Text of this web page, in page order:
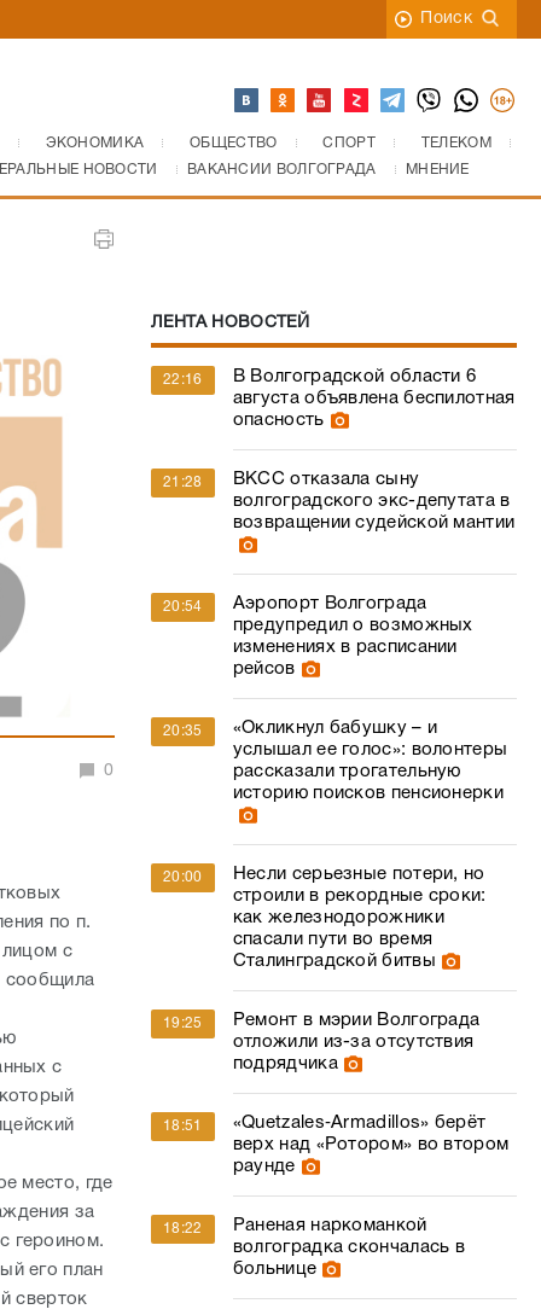
Поиск
ЭКОНОМИКА ОБЩЕСТВО СПОРТ
ТЕЛЕКОМ
НОВОСТИ
ВАКАНСИИ ВОЛГОГРАДА МНЕНИЕ
0
по п.
лицом с
сообщила
с
место, где
за
героином.
его план
сверток
ЛЕНТА НОВОСТЕЙ
22:16
В Волгоградской области 6
августа объявлена беспилотная
опасность
21:28
ВКСС отказала сыну
волгоградского экс-депутата в
возвращении судейской мантии
20:54
Аэропорт Волгограда
предупредил о возможных
изменениях в расписании
рейсов
20:35
«Окликнул бабушку – и
услышал ее голос»: волонтеры
рассказали трогательную
историю поисков пенсионерки
20:00
Несли серьезные потери, но
строили в рекордные сроки:
как железнодорожники
спасали пути во время
Сталинградской битвы
19:25
Ремонт в мэрии Волгограда
отложили из-за отсутствия
подрядчика
18:51
«Quetzales‑Armadillos» берёт
верх над «Ротором» во втором
раунде
18:22
Раненая наркоманкой
волгоградка скончалась в
больнице